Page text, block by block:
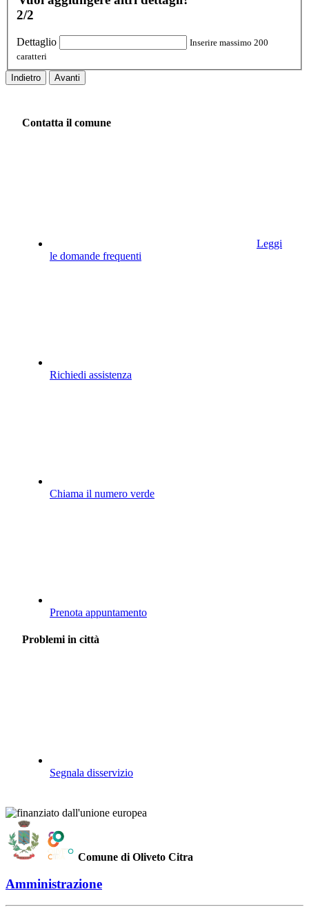
2/2
Dettaglio
Inserire massimo 200
caratteri
Indietro Avanti
Contatta il comune
Leggi
le domande frequenti
Richiedi assistenza
Chiama il numero verde
Prenota appuntamento
Problemi in città
Segnala disservizio
Comune di Oliveto Citra
Amministrazione